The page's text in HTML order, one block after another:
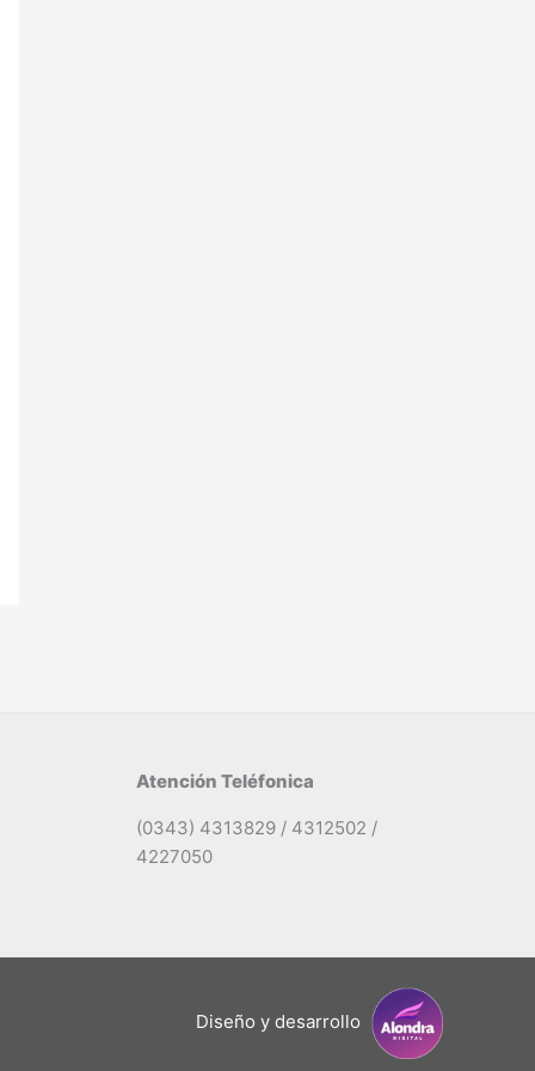
Atención Teléfonica
(0343) 4313829 / 4312502 /
4227050
Diseño y desarrollo